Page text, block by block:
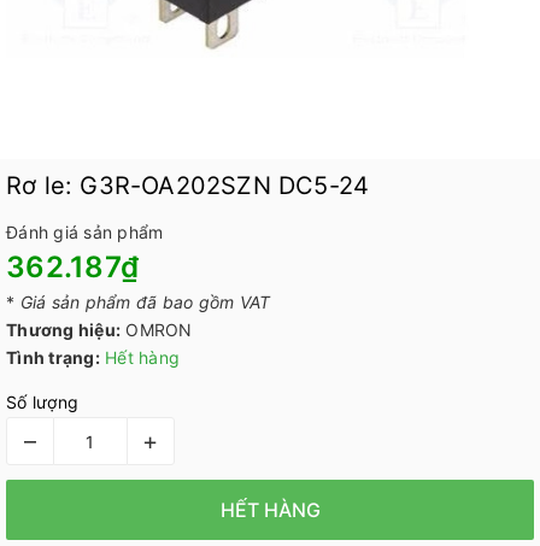
Rơ le: G3R-OA202SZN DC5-24
Đánh giá sản phẩm
362.187₫
* Giá sản phẩm đã bao gồm VAT
Thương hiệu: OMRON
Tình trạng: Hết hàng
Số lượng
– +
HẾT HÀNG